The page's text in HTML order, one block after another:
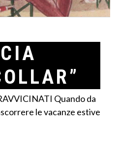
Quando da
le vacanze estive